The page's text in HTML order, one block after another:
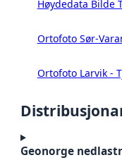
Høydedata Bilde
Ortofoto Sør-
Ortofoto Larvik -
Geonorge